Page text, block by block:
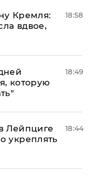
Кремля:
вдвое,
18:58
которую
18:49
Лейпциге
укреплять
18:44